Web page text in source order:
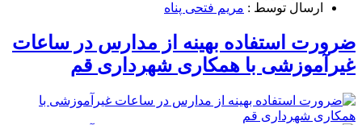
ارسال توسط : مریم فتحی پناه
ضرورت استفاده بهینه از مدارس در ساعات
غیرآموزشی با همکاری شهرداری قم